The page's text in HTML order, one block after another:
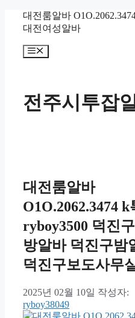
대전룸알바
대전여성알바
메
전주시투잡
대전룸알바
O1O.2062.3474 k
ryboy3500 덕진
방알바 덕진구밤
덕진구보도사무실
2025년 02월 10일 작성자:
ryboy38049